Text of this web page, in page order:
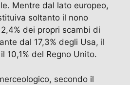
Mentre dal lato europeo,
soltanto il nono
dei propri scambi di
dal 17,3% degli Usa, il
10,1% del Regno Unito.
secondo il